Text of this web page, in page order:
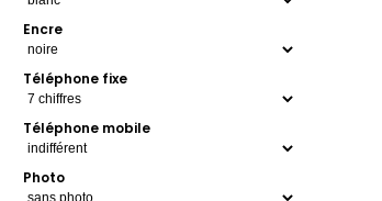
Encre
Téléphone fixe
Téléphone mobile
Photo